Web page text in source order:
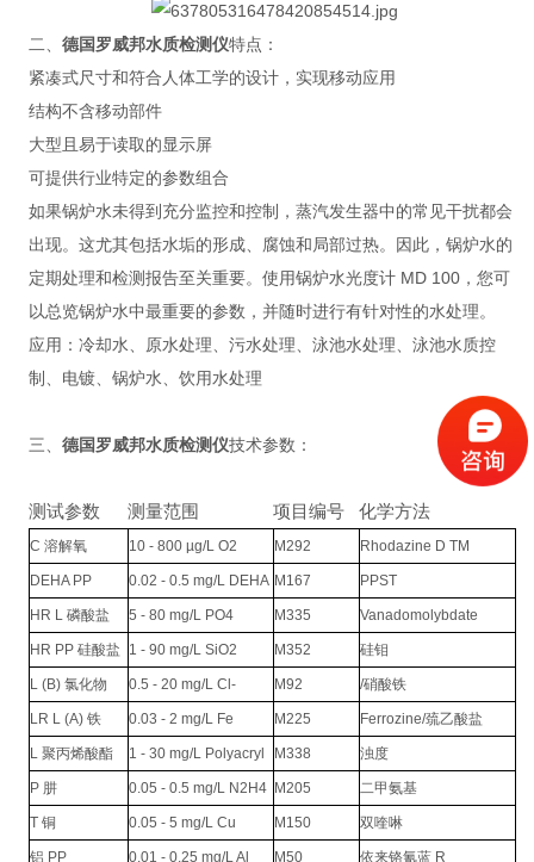
二、 德国罗威邦水质检测仪特点：
紧凑式尺寸和符合人体工学的设计，实现移动应用
结构不含移动部件
大型且易于读取的显示屏
可提供行业特定的参数组合
如果锅炉水未得到充分监控和控制，蒸汽发生器中的常见干扰都会
出现。这尤其包括水垢的形成、腐蚀和局部过热。因此，锅炉水的
定期处理和检测报告至关重要。使用锅炉水光度计 MD 100，您可
以总览锅炉水中最重要的参数，并随时进行有针对性的水处理。
应用：冷却水、原水处理、污水处理、泳池水处理、泳池水质控
制、电镀、锅炉水、饮用水处理
三、 德国罗威邦水质检测仪技术参数：
测试参数 测量范围 项目编号 化学方法
C 溶解氧 10 - 800 µg/L O2 M292 Rhodazine D TM
DEHA PP 0.02 - 0.5 mg/L DEHA M167 PPST
HR L 磷酸盐 5 - 80 mg/L PO4 M335 Vanadomolybdate
HR PP 硅酸盐 1 - 90 mg/L SiO2 M352 硅钼
L (B) 氯化物 0.5 - 20 mg/L Cl- M92 /硝酸铁
LR L (A) 铁 0.03 - 2 mg/L Fe M225 Ferrozine/巯乙酸盐
L 聚丙烯酸酯 1 - 30 mg/L Polyacryl M338 浊度
P 肼 0.05 - 0.5 mg/L N2H4 M205 二甲氨基
T 铜 0.05 - 5 mg/L Cu M150 双喹啉
铝 PP 0.01 - 0.25 mg/L Al M50 依来铬氰蓝 R